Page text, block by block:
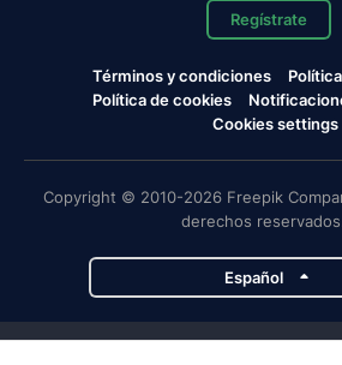
Regístrate
Términos y condiciones
Política de cookies
Cookies settings
Copyright © 2010-2026 Freepik
derechos
Español